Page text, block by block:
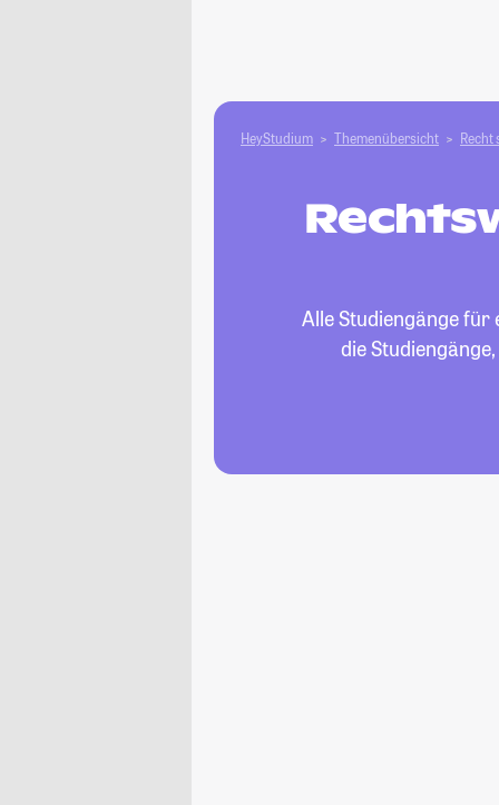
HeyStudium Themenübersicht Recht
Alle Studiengänge für
die